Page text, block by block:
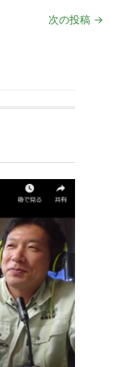
次の投稿 →